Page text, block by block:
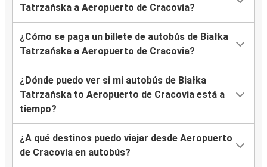
Tatrzańska a Aeropuerto de Cracovia?
¿Cómo se paga un billete de autobús de Białka
Tatrzańska a Aeropuerto de Cracovia?
¿Dónde puedo ver si mi autobús de Białka
Tatrzańska to Aeropuerto de Cracovia está a
tiempo?
¿A qué destinos puedo viajar desde Aeropuerto
de Cracovia en autobús?